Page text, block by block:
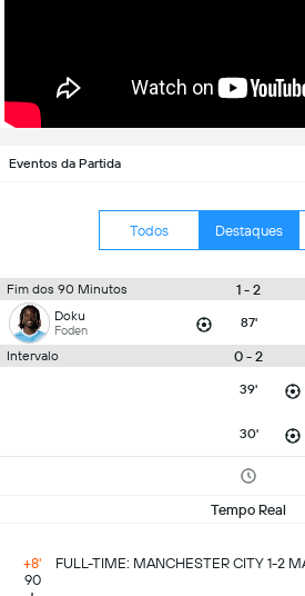
Eventos da Partida
Todos Destaques
Fim dos 90 Minutos 1 - 2
Doku
Foden 87'
Intervalo 0 - 2
39'
30'
Tempo Real
+8'
90
FULL-TIME: MANCHESTER CITY 1-2